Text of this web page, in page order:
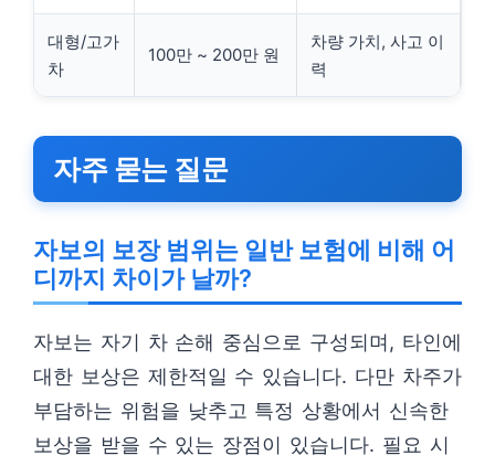
대형/고가
차
100만 ~ 200만 원
차량 가치, 사고 이
력
자주 묻는 질문
자보의 보장 범위는 일반 보험에 비해 어
디까지 차이가 날까?
자보는 자기 차 손해 중심으로 구성되며, 타인에
대한 보상은 제한적일 수 있습니다. 다만 차주가
부담하는 위험을 낮추고 특정 상황에서 신속한
보상을 받을 수 있는 장점이 있습니다. 필요 시